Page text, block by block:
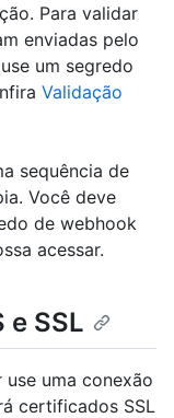
Para validar
enviadas pelo
um segredo
Validação
sequência de
Você deve
de webhook
acessar.
e SSL
uma conexão
certificados SSL